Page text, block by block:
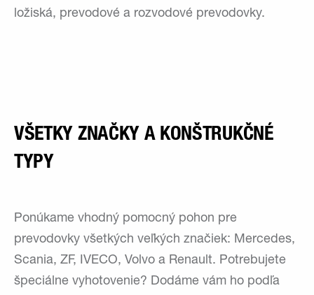
ložiská, prevodové a rozvodové prevodovky.
VŠETKY ZNAČKY A KONŠTRUKČNÉ
TYPY
Ponúkame vhodný pomocný pohon pre
prevodovky všetkých veľkých značiek: Mercedes,
Scania, ZF, IVECO, Volvo a Renault. Potrebujete
špeciálne vyhotovenie? Dodáme vám ho podľa